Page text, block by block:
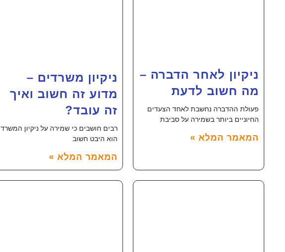
ניקיון לאחר הדברה –
מה חשוב לדעת
פעולת ההדברה נחשבת לאחד הצעדים
החיוניים ביותר בשמירה על סביבת
המאמר המלא »
ניקיון משרדים –
מדוע זה חשוב ואיך
זה עובד?
רבים חושבים כי שמירה על ניקיון המשרד
הוא היבט חשוב
המאמר המלא »